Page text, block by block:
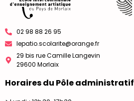
02 98 88 26 95
lepatio.scolarite@orange.fr
29 bis rue Camille Langevin
29600 Morlaix
Horaires du Pôle administratif